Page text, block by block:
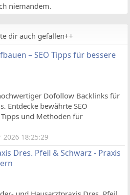
niemandem.
dir auch gefallen++
– SEO Tipps für bessere
Dofollow Backlinks für
Entdecke bewährte SEO
und Methoden für
18:25:29
Dres. Pfeil & Schwarz - Praxis